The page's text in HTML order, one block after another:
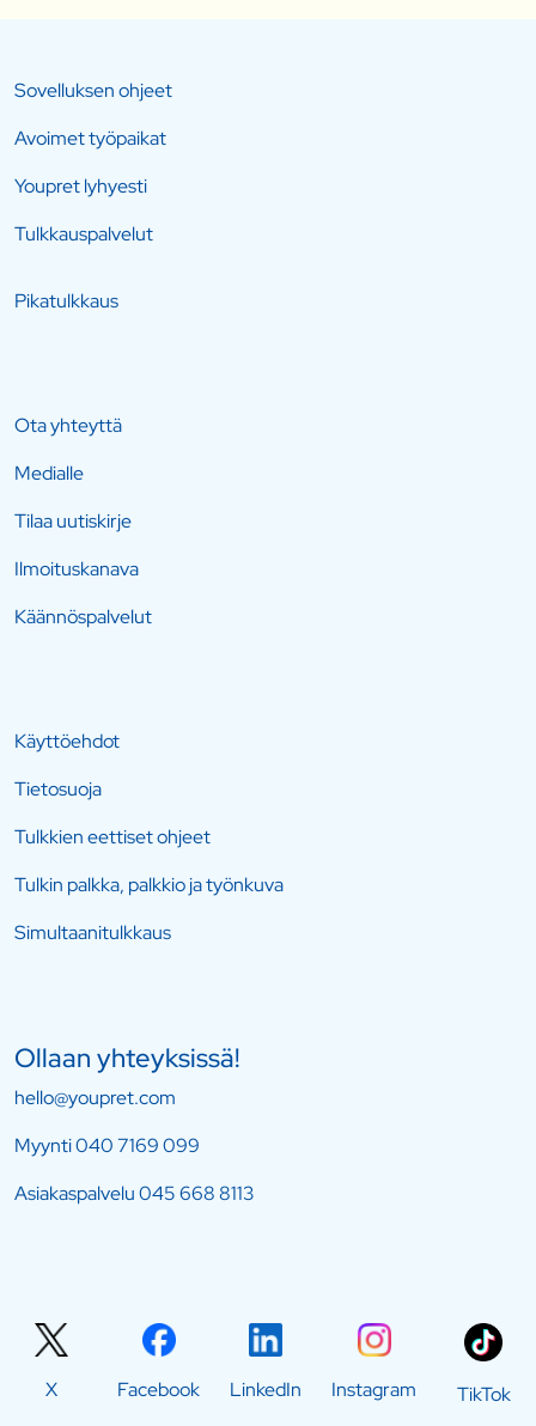
Sovelluksen ohjeet
Avoimet työpaikat
Youpret lyhyesti
Tulkkauspalvelut
Pikatulkkaus
Ota yhteyttä
Medialle
Tilaa uutiskirje
Ilmoituskanava
Käännöspalvelut
Käyttöehdot
Tietosuoja
Tulkkien eettiset ohjeet
Tulkin palkka, palkkio ja työnkuva
Simultaanitulkkaus
Ollaan yhteyksissä!
hello@youpret.com
Myynti040 7169 099
Asiakaspalvelu045 668 8113
X Facebook LinkedIn Instagram TikTok